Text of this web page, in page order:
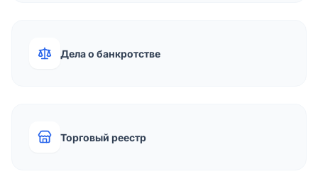
Дела о банкротстве
Торговый реестр